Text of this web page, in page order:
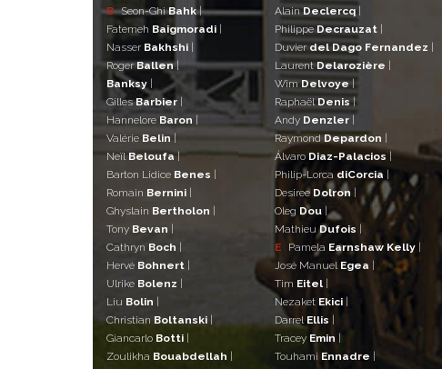
B Seon-GhiBahk|
Fatemeh Baigmoradi |
Nasser Bakhshi |
RogerBallen|
Banksy |
GillesBarbier |
Hannelore Baron |
Valérie Belin|
Neïl Beloufa|
Barton Lidice Benes |
Romain Bernini |
Ghyslain Bertholon |
Tony Bevan |
Cathryn Boch |
Hervé Bohnert |
Ulrike Bolenz |
Liu Bolin |
Christian Boltanski |
Giancarlo Botti |
Zoulikha Bouabdellah |
AlainDeclercq|
PhilippeDecrauzat |
Duvierdel Dago Fernandez |
LaurentDelarozière |
WimDelvoye|
RaphaëlDenis|
Andy Denzler |
RaymondDepardon |
Álvaro Diaz-Palacios |
Philip-LorcadiCorcia |
Desiree Dolron |
Oleg Dou |
MathieuDufois |
E
Pamela Earnshaw Kelly |
José Manuel Egea |
Tim Eitel |
Nezaket Ekici |
Darrel Ellis |
Tracey Emin |
Touhami Ennadre |